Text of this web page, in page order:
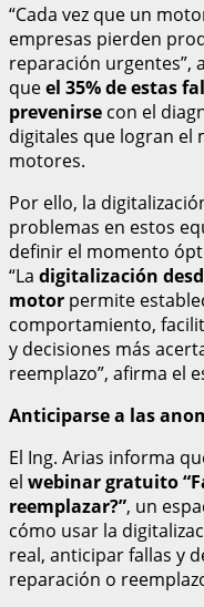
“Cada vez que un
empresas pierden
reparación urgentes”,
queel 35% de estas
prevenirse con el
digitales que logran el
motores.
Por ello, la
problemas en estos
definir el momento
“La digitalización
motor permite
comportamiento,
y decisiones más
reemplazo”, afirma el
Anticiparse a las
El Ing. Arias informa
el webinar gratuito
reemplazar?”, un
cómo usar la
real, anticipar fallas y
reparación o